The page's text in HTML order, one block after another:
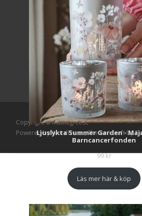
Ljuslykta Summer Garden -
Barncancerfonden
99kr
Läs mer här & köp
Copyright © Mattlagret.se
Powered by WordPress, Themei-craftby